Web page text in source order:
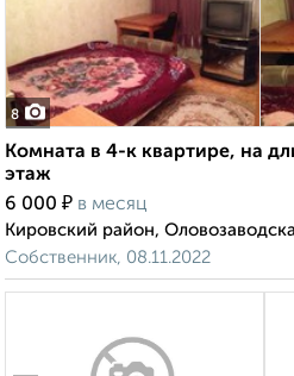
8
Комната в 4-к квартире, на
этаж
6 000 ₽ в месяц
Кировский район,
Собственник, 08.11.2022